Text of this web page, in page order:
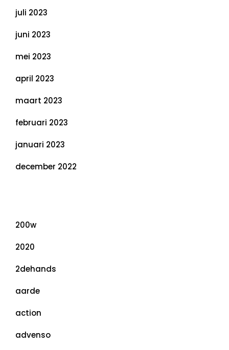
juli 2023
juni 2023
mei 2023
april 2023
maart 2023
februari 2023
januari 2023
december 2022
200w
2020
2dehands
aarde
action
advenso